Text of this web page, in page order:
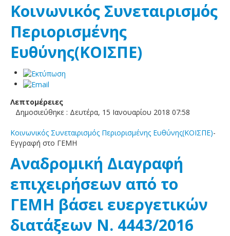
Κοινωνικός Συνεταιρισμός
Περιορισμένης
Ευθύνης(ΚΟΙΣΠΕ)
Λεπτομέρειες
Δημοσιεύθηκε : Δευτέρα, 15 Ιανουαρίου 2018 07:58
Κοινωνικός Συνεταιρισμός Περιορισμένης Ευθύνης(ΚΟΙΣΠΕ)-
Εγγραφή στο ΓΕΜΗ
Αναδρομική Διαγραφή
επιχειρήσεων από το
ΓΕΜΗ βάσει ευεργετικών
διατάξεων Ν. 4443/2016